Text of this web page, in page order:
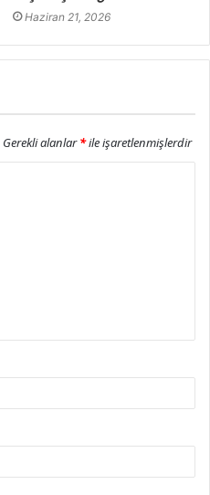
Haziran 21, 2026
Gerekli alanlar*ile işaretlenmişlerdir